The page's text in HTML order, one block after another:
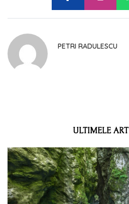
PETRI RADULESCU
ULTIMELE